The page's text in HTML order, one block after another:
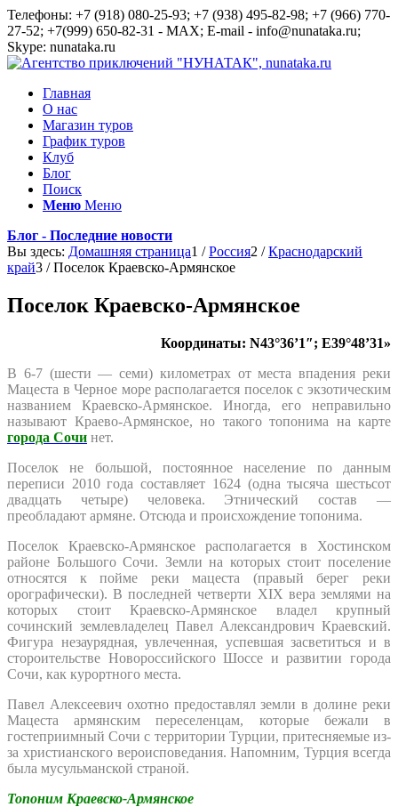
Телефоны: +7 (918) 080-25-93; +7 (938) 495-82-98; +7 (966) 770-
27-52; +7(999) 650-82-31 - MAX; E-mail - info@nunataka.ru;
Skype: nunataka.ru
Главная
О нас
Магазин туров
График туров
Клуб
Блог
Поиск
Меню Меню
Блог - Последние новости
Вы здесь: Домашняя страница1 / Россия2 / Краснодарский
край3 / Поселок Краевско-Армянское
Поселок Краевско-Армянское
Координаты: N43°36’1″; E39°48’31»
В 6-7 (шести — семи) километрах от места впадения реки
Мацеста в Черное море располагается поселок с экзотическим
названием Краевско-Армянское. Иногда, его неправильно
называют Краево-Армянское, но такого топонима на карте
города Сочи нет.
Поселок не большой, постоянное население по данным
переписи 2010 года составляет 1624 (одна тысяча шестьсот
двадцать четыре) человека. Этнический состав —
преобладают армяне. Отсюда и происхождение топонима.
Поселок Краевско-Армянское располагается в Хостинском
районе Большого Сочи. Земли на которых стоит поселение
относятся к пойме реки мацеста (правый берег реки
орографически). В последней четверти XIX вера землями на
которых стоит Краевско-Армянское владел крупный
сочинский землевладелец Павел Александрович Краевский.
Фигура незаурядная, увлеченная, успевшая засветиться и в
стороительстве Новороссийского Шоссе и развитии города
Сочи, как курортного места.
Павел Алексеевич охотно предоставлял земли в долине реки
Мацеста армянским переселенцам, которые бежали в
гостеприимный Сочи с территории Турции, притесняемые из-
за христианского вероисповедания. Напомним, Турция всегда
была мусульманской страной.
Топоним Краевско-Армянское